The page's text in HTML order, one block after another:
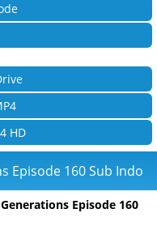
HD
Episode 160 Sub Indo
Episode 160